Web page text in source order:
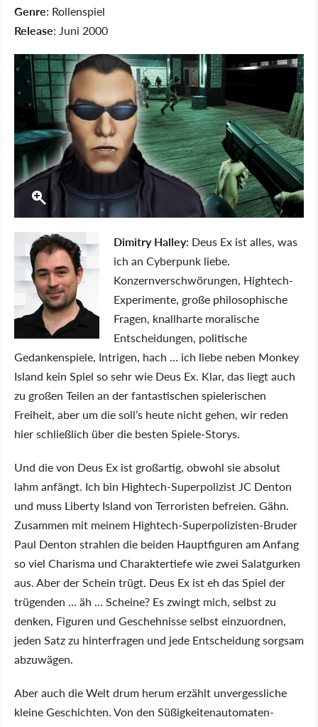
Genre: Rollenspiel
Release: Juni 2000
Dimitry Halley: Deus Ex ist alles, was
ich an Cyberpunk liebe.
Konzernverschwörungen, Hightech-
Experimente, große philosophische
Fragen, knallharte moralische
Entscheidungen, politische
Gedankenspiele, Intrigen, hach … ich liebe neben Monkey
Island kein Spiel so sehr wie Deus Ex. Klar, das liegt auch
zu großen Teilen an der fantastischen spielerischen
Freiheit, aber um die soll’s heute nicht gehen, wir reden
hier schließlich über die besten Spiele-Storys.
Und die von Deus Ex ist großartig, obwohl sie absolut
lahm anfängt. Ich bin Hightech-Superpolizist JC Denton
und muss Liberty Island von Terroristen befreien. Gähn.
Zusammen mit meinem Hightech-Superpolizisten-Bruder
Paul Denton strahlen die beiden Hauptfiguren am Anfang
so viel Charisma und Charaktertiefe wie zwei Salatgurken
aus. Aber der Schein trügt. Deus Ex ist eh das Spiel der
trügenden … äh … Scheine? Es zwingt mich, selbst zu
denken, Figuren und Geschehnisse selbst einzuordnen,
jeden Satz zu hinterfragen und jede Entscheidung sorgsam
abzuwägen.
Aber auch die Welt drum herum erzählt unvergessliche
kleine Geschichten. Von den Süßigkeitenautomaten-